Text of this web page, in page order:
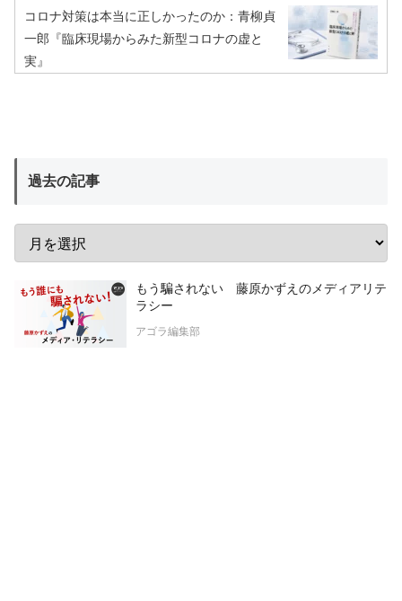
コロナ対策は本当に正しかったのか：青柳貞
一郎『臨床現場からみた新型コロナの虚と
実』
過去の記事
もう騙されない 藤原かずえのメディアリテ
ラシー
アゴラ編集部